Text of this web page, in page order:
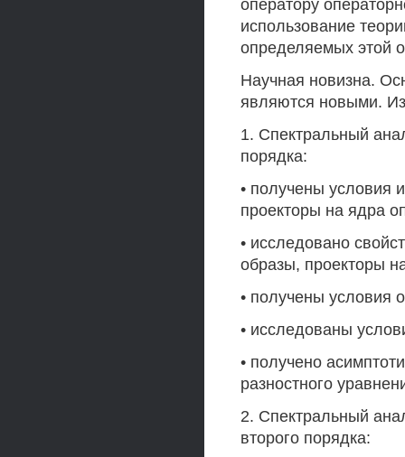
оператору
использование
определяемых этой
Научная новизна.
являются новыми.
1. Спектральный
порядка:
• получены условия
проекторы на ядра
• исследовано
образы, проекторы
• получены условия
• исследованы
• получено
разностного
2. Спектральный
второго порядка: